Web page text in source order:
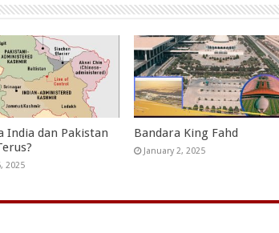
India dan Pakistan
2025
Bandara King Fahd
January 2, 2025